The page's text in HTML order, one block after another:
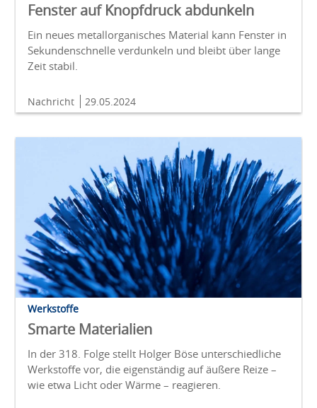
Fenster auf Knopfdruck abdunkeln
Ein neues metallorganisches Material kann Fenster in
Sekundenschnelle verdunkeln und bleibt über lange
Zeit stabil.
Nachricht 29.05.2024
Werkstoffe
Smarte Materialien
In der 318. Folge stellt Holger Böse unterschiedliche
Werkstoffe vor, die eigenständig auf äußere Reize –
wie etwa Licht oder Wärme – reagieren.